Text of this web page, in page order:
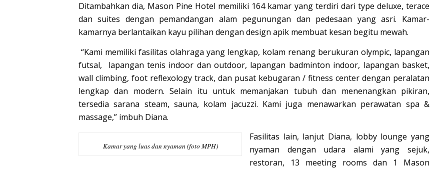
Ditambahkan dia, Mason Pine Hotel memiliki 164 kamar yang terdiri dari type deluxe, terace
dan suites dengan pemandangan alam pegunungan dan pedesaan yang asri. Kamar-
kamarnya berlantaikan kayu pilihan dengan design apik membuat kesan begitu mewah.
“Kami memiliki fasilitas olahraga yang lengkap, kolam renang berukuran olympic, lapangan
futsal, lapangan tenis indoor dan outdoor, lapangan badminton indoor, lapangan basket,
wall climbing, foot reflexology track, dan pusat kebugaran / fitness center dengan peralatan
lengkap dan modern. Selain itu untuk memanjakan tubuh dan menenangkan pikiran,
tersedia sarana steam, sauna, kolam jacuzzi. Kami juga menawarkan perawatan spa &
massage,” imbuh Diana.
Kamar yang luas dan nyaman (foto MPH)
Fasilitas lain, lanjut Diana, lobby lounge yang
nyaman dengan udara alami yang sejuk,
restoran, 13 meeting rooms dan 1 Mason